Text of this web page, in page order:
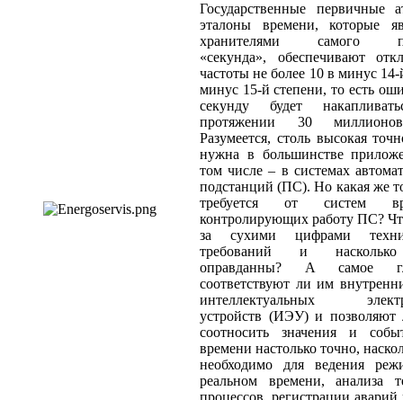
Государственные первичные
эталоны времени, которые
хранителями самого
«секунда», обеспечивают
частоты не более 10 в минус
минус 15-й степени, то есть
секунду будет
протяжении 30
Разумеется, столь высокая
нужна в большинстве
том числе – в системах
подстанций (ПС). Но какая же
требуется от систем
контролирующих работу ПС?
за сухими цифрами
требований и
оправданны? А самое
соответствуют ли им
интеллектуальных
устройств (ИЭУ) и позволяют
соотносить значения и
времени настолько точно,
необходимо для ведения
реальном времени, анализа
процессов, регистрации аварий